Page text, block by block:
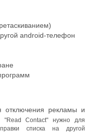
android-телефон
отключения рекламы и
"Read Contact" нужно для
списка на другой